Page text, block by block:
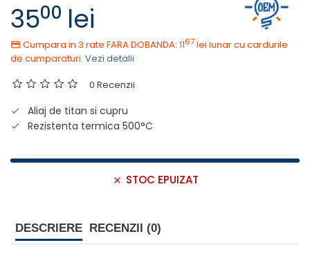
3500 lei
Cumpara in 3 rate FARA DOBANDA: 1167lei lunar cu cardurile
de cumparaturi. Vezi detalii
0 Recenzii
Aliaj de titan si cupru
Rezistenta termica 500°C
STOC EPUIZAT
DESCRIERE RECENZII (0)